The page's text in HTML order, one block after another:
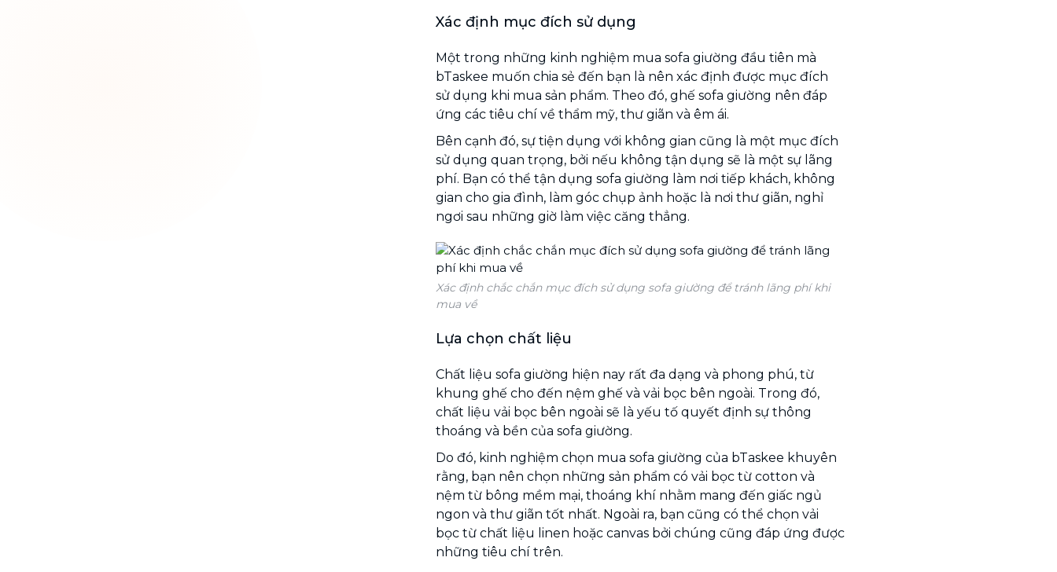
Xác định mục đích sử dụng
Một trong những kinh nghiệm mua sofa giường đầu tiên mà
bTaskee muốn chia sẻ đến bạn là nên xác định được mục đích
sử dụng khi mua sản phẩm. Theo đó, ghế sofa giường nên đáp
ứng các tiêu chí về thẩm mỹ, thư giãn và êm ái.
Bên cạnh đó, sự tiện dụng với không gian cũng là một mục đích
sử dụng quan trọng, bởi nếu không tận dụng sẽ là một sự lãng
phí. Bạn có thể tận dụng sofa giường làm nơi tiếp khách, không
gian cho gia đình, làm góc chụp ảnh hoặc là nơi thư giãn, nghỉ
ngơi sau những giờ làm việc căng thẳng.
Xác định chắc chắn mục đích sử dụng sofa giường để tránh lãng phí khi
mua về
Lựa chọn chất liệu
Chất liệu sofa giường hiện nay rất đa dạng và phong phú, từ
khung ghế cho đến nệm ghế và vải bọc bên ngoài. Trong đó,
chất liệu vải bọc bên ngoài sẽ là yếu tố quyết định sự thông
thoáng và bền của sofa giường.
Do đó, kinh nghiệm chọn mua sofa giường của bTaskee khuyên
rằng, bạn nên chọn những sản phẩm có vải bọc từ cotton và
nệm từ bông mềm mại, thoáng khí nhằm mang đến giấc ngủ
ngon và thư giãn tốt nhất. Ngoài ra, bạn cũng có thể chọn vải
bọc từ chất liệu linen hoặc canvas bởi chúng cũng đáp ứng được
những tiêu chí trên.